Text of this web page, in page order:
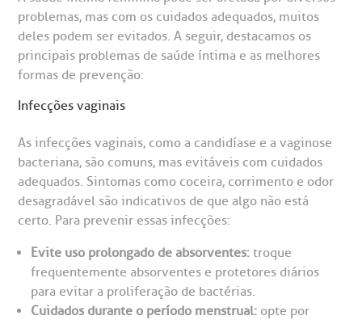
problemas, mas com os cuidados adequados, muitos
deles podem ser evitados. A seguir, destacamos os
principais problemas de saúde íntima e as melhores
formas de prevenção:
Infecções vaginais
As infecções vaginais, como a candidíase e a vaginose
bacteriana, são comuns, mas evitáveis com cuidados
adequados. Sintomas como coceira, corrimento e odor
desagradável são indicativos de que algo não está
certo. Para prevenir essas infecções:
Evite uso prolongado de absorventes: troque
frequentemente absorventes e protetores diários
para evitar a proliferação de bactérias.
Cuidados durante o período menstrual: opte por